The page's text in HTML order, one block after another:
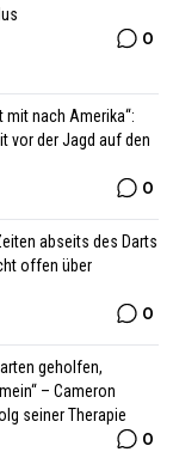
0
mit nach Amerika“:
vor der Jagd auf den
0
abseits des Darts
offen über
0
geholfen,
– Cameron
seiner Therapie
0